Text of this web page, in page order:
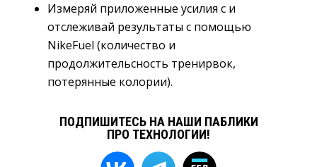
Измеряй приложенные усилия с и
отслеживай результаты с помощью
NikeFuel (количество и
продолжительсность тренирвок,
потерянные колории).
ПОДПИШИТЕСЬ НА НАШИ ПАБЛИКИ
ПРО ТЕХНОЛОГИИ!